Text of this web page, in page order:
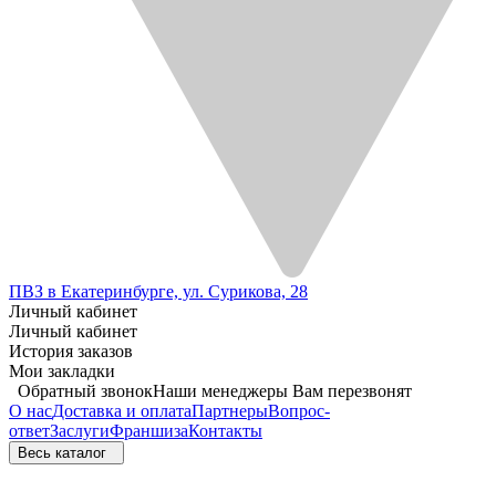
ПВЗ в Екатеринбурге, ул. Сурикова, 28
Личный кабинет
Личный кабинет
История заказов
Мои закладки
Обратный звонокНаши менеджеры Вам перезвонят
О насДоставка и оплатаПартнерыВопрос-
ответЗаслугиФраншизаКонтакты
Весь каталог